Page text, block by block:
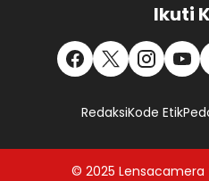
Ikuti
RedaksiKode Etik
© 2025 Lensacamera